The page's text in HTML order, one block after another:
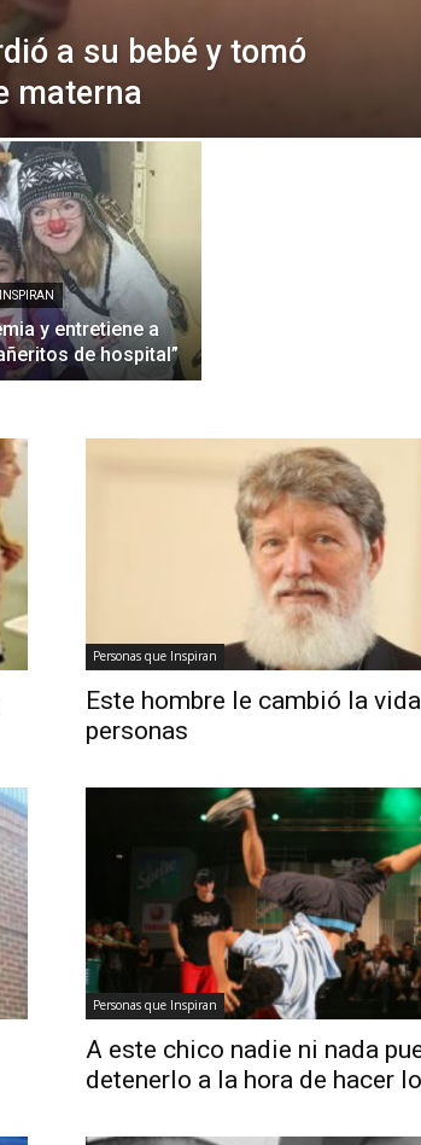
a su bebé y tomó
materna
y entretiene a
de hospital”
Personas que Inspiran
Este hombre le cambió la
personas
Personas que Inspiran
A este chico nadie ni nada
detenerlo a la hora de hacer